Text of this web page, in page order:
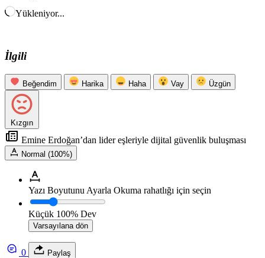
Yükleniyor...
İlgili
Beğendim Harika Haha Vay Üzgün
Kızgın
Emine Erdoğan’dan lider eşleriyle dijital güvenlik buluşması
Normal (100%)
Yazı Boyutunu Ayarla Okuma rahatlığı için seçin
Küçük 100% Dev
Varsayılana dön
0 Paylaş